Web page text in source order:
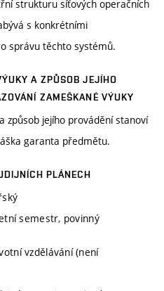
strukturu síťových operačních
s konkrétními
správu těchto systémů.
A ZPŮSOB JEJÍHO
ZAMEŠKANÉ VÝUKY
způsob jejího provádění stanoví
garanta předmětu.
PLÁNECH
semestr, povinný
vzdělávání (není